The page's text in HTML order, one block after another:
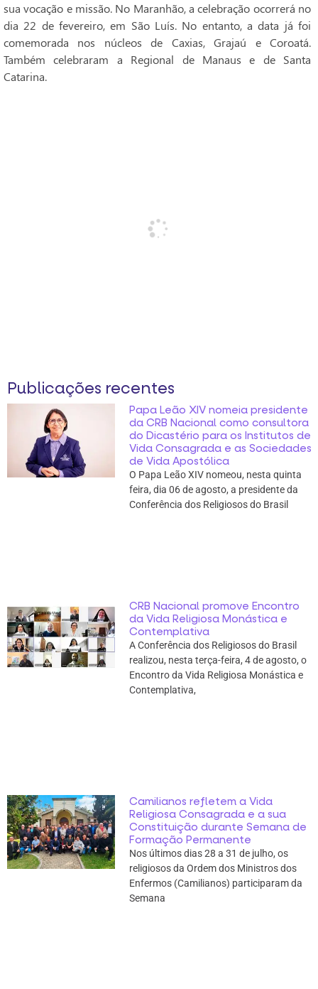
sua vocação e missão. No Maranhão, a celebração ocorrerá no
dia 22 de fevereiro, em São Luís. No entanto, a data já foi
comemorada nos núcleos de Caxias, Grajaú e Coroatá.
Também celebraram a Regional de Manaus e de Santa
Catarina.
Publicações recentes
Papa Leão XIV nomeia presidente
da CRB Nacional como consultora
do Dicastério para os Institutos de
Vida Consagrada e as Sociedades
de Vida Apostólica
O Papa Leão XIV nomeou, nesta quinta
feira, dia 06 de agosto, a presidente da
Conferência dos Religiosos do Brasil
CRB Nacional promove Encontro
da Vida Religiosa Monástica e
Contemplativa
A Conferência dos Religiosos do Brasil
realizou, nesta terça-feira, 4 de agosto, o
Encontro da Vida Religiosa Monástica e
Contemplativa,
Camilianos refletem a Vida
Religiosa Consagrada e a sua
Constituição durante Semana de
Formação Permanente
Nos últimos dias 28 a 31 de julho, os
religiosos da Ordem dos Ministros dos
Enfermos (Camilianos) participaram da
Semana